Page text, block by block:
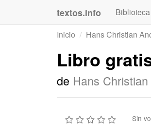
textos.info
Biblioteca
Inicio
Hans Christian
Libro
de Hans
Sin